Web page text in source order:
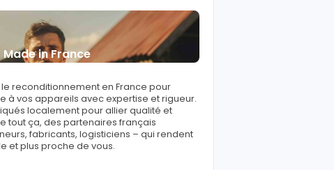
Made in France
le reconditionnement en France pour
à vos appareils avec expertise et rigueur.
localement pour allier qualité et
tout ça, des partenaires français
fabricants, logisticiens – qui rendent
et plus proche de vous.